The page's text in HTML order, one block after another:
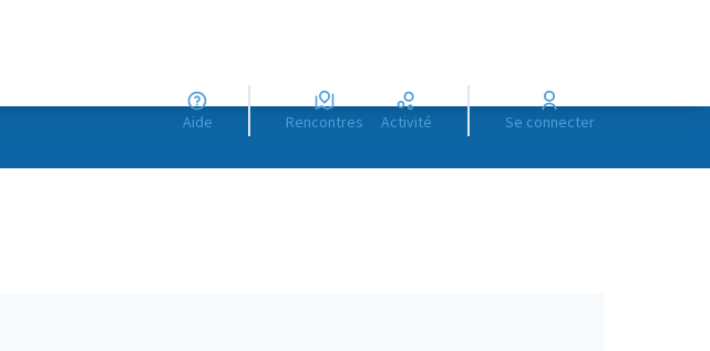
Aide Rencontres Activité Se connecter